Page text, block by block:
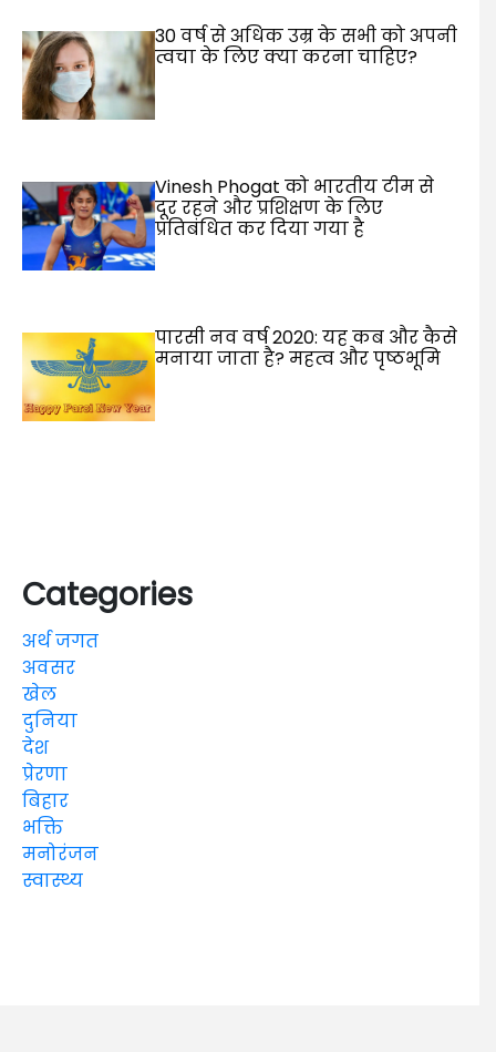
30 वर्ष से अधिक उम्र के सभी को अपनी
त्वचा के लिए क्या करना चाहिए?
Vinesh Phogat को भारतीय टीम से
दूर रहने और प्रशिक्षण के लिए
प्रतिबंधित कर दिया गया है
पारसी नव वर्ष 2020: यह कब और कैसे
मनाया जाता है? महत्व और पृष्ठभूमि
Categories
अर्थ जगत
अवसर
खेल
दुनिया
देश
प्रेरणा
बिहार
भक्ति
मनोरंजन
स्वास्थ्य